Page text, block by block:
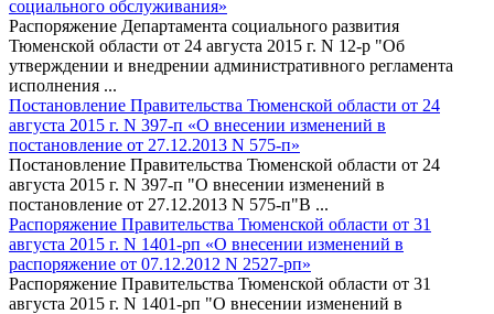
социального обслуживания»
Распоряжение Департамента социального развития
Тюменской области от 24 августа 2015 г. N 12-р "Об
утверждении и внедрении административного регламента
исполнения ...
Постановление Правительства Тюменской области от 24
августа 2015 г. N 397-п «О внесении изменений в
постановление от 27.12.2013 N 575-п»
Постановление Правительства Тюменской области от 24
августа 2015 г. N 397-п "О внесении изменений в
постановление от 27.12.2013 N 575-п"В ...
Распоряжение Правительства Тюменской области от 31
августа 2015 г. N 1401-рп «О внесении изменений в
распоряжение от 07.12.2012 N 2527-рп»
Распоряжение Правительства Тюменской области от 31
августа 2015 г. N 1401-рп "О внесении изменений в